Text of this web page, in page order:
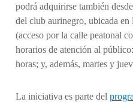
podrá adquirirse también
del club aurinegro, ubicada en
(acceso por la calle peatonal
horarios de atención al
horas; y, además, martes y
La iniciativa es parte del